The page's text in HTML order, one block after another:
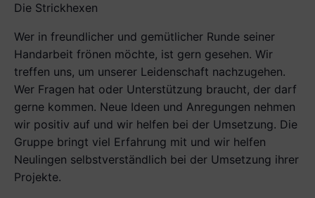
Die Strickhexen
Wer in freundlicher und ge­mütlicher Runde seiner
Handarbeit frönen möchte, ist gern gesehen. Wir
treffen uns, um unserer Leidenschaft nachzugehen.
Wer Fragen hat oder Unterstützung braucht, der darf
gerne kommen. Neue Ideen und Anregungen nehmen
wir positiv auf und wir helfen bei der Umsetzung. Die
Gruppe bringt viel Erfahrung mit und wir helfen
Neulingen selbstverständlich bei der Umsetzung ihrer
Projekte.